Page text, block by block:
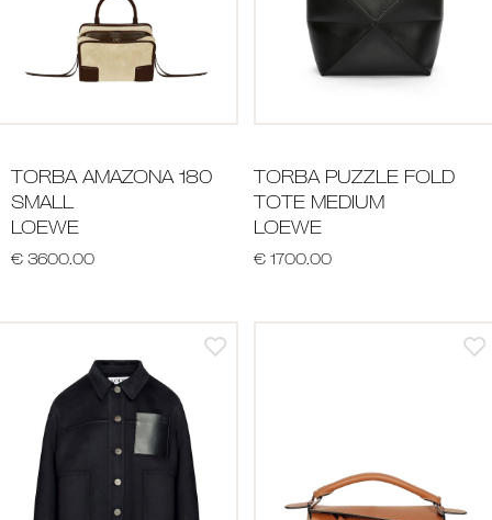
TORBA AMAZONA 180
SMALL
LOEWE
€ 3600.00
TORBA PUZZLE FOLD
TOTE MEDIUM
LOEWE
€ 1700.00